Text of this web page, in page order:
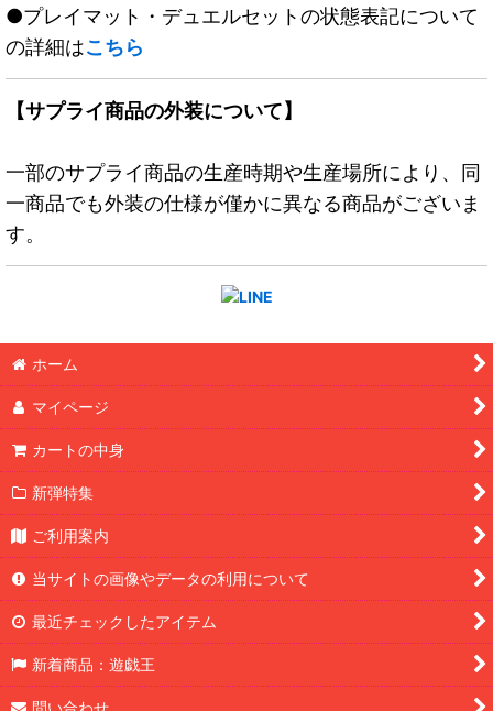
●プレイマット・デュエルセットの状態表記について
の詳細はこちら
【サプライ商品の外装について】
一部のサプライ商品の生産時期や生産場所により、同
一商品でも外装の仕様が僅かに異なる商品がございま
す。
ホーム
マイページ
カートの中身
新弾特集
ご利用案内
当サイトの画像やデータの利用について
最近チェックしたアイテム
新着商品：遊戯王
問い合わせ